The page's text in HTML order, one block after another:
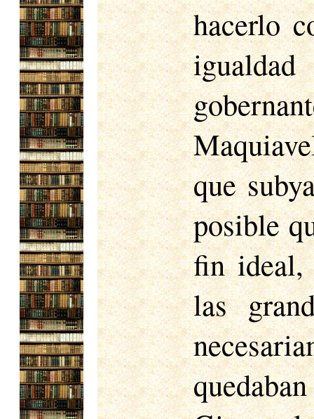
hacerlo
que
posible
fin ideal,
las